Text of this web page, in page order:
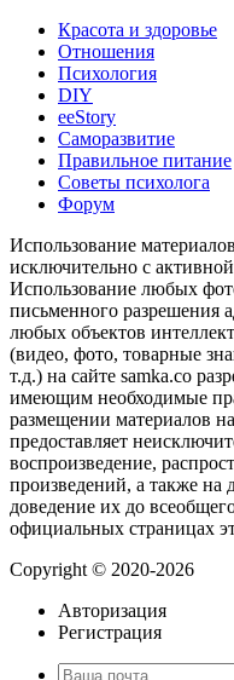
Красота и здоровье
Отношения
Психология
DIY
ееStory
Саморазвитие
Правильное питание
Советы психолога
Форум
Использование
исключительно с
Использование любых
письменного разрешения
любых объектов
(видео, фото, товарные
т.д.) на сайте samka.co
имеющим необходимые
размещении материалов
предоставляет
воспроизведение,
произведений, а также на
доведение их до
официальных страницах
Copyright © 2020-2026
Авторизация
Регистрация